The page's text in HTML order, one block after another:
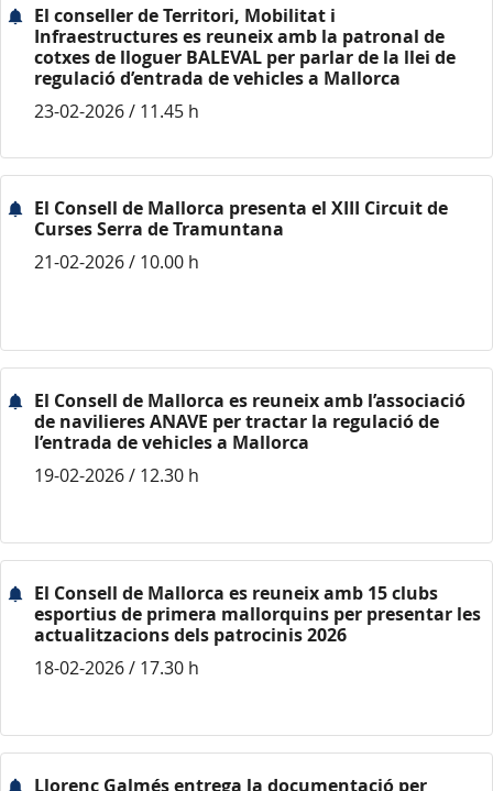
El conseller de Territori, Mobilitat i
Infraestructures es reuneix amb la patronal de
cotxes de lloguer BALEVAL per parlar de la llei de
regulació d’entrada de vehicles a Mallorca
23-02-2026 / 11.45 h
El Consell de Mallorca presenta el XIII Circuit de
Curses Serra de Tramuntana
21-02-2026 / 10.00 h
El Consell de Mallorca es reuneix amb l’associació
de navilieres ANAVE per tractar la regulació de
l’entrada de vehicles a Mallorca
19-02-2026 / 12.30 h
El Consell de Mallorca es reuneix amb 15 clubs
esportius de primera mallorquins per presentar les
actualitzacions dels patrocinis 2026
18-02-2026 / 17.30 h
Llorenç Galmés entrega la documentació per